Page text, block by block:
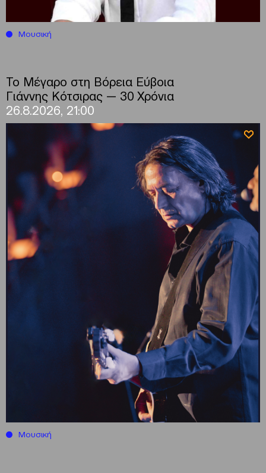
Μουσική
Το Μέγαρο στη Βόρεια Εύβοια
Γιάννης Κότσιρας — 30 Χρόνια
26.8.2026, 21:00
Μουσική